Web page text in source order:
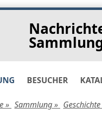
BESUCHER
» Sammlung »